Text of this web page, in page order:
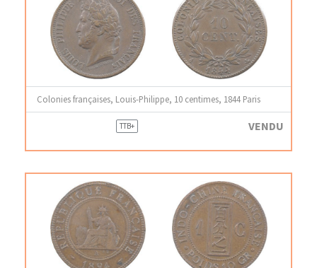
Colonies françaises, Louis-Philippe, 10 centimes, 1844 Paris
TTB+ VENDU